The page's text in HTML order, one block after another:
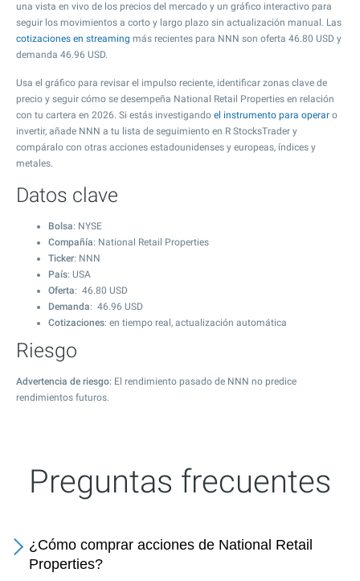
una vista en vivo de los precios del mercado y un gráfico interactivo para
seguir los movimientos a corto y largo plazo sin actualización manual. Las
cotizaciones en streaming más recientes para NNN son oferta 46.80 USD y
demanda 46.96 USD.
Usa el gráfico para revisar el impulso reciente, identificar zonas clave de
precio y seguir cómo se desempeña National Retail Properties en relación
con tu cartera en 2026. Si estás investigando el instrumento para operar o
invertir, añade NNN a tu lista de seguimiento en R StocksTrader y
compáralo con otras acciones estadounidenses y europeas, índices y
metales.
Datos clave
Bolsa: NYSE
Compañía: National Retail Properties
Ticker: NNN
País: USA
Oferta: 46.80 USD
Demanda: 46.96 USD
Cotizaciones: en tiempo real, actualización automática
Riesgo
Advertencia de riesgo: El rendimiento pasado de NNN no predice
rendimientos futuros.
Preguntas frecuentes
¿Cómo comprar acciones de National Retail
Properties?